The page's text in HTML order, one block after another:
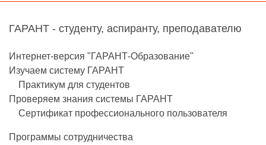
ГАРАНТ - студенту, аспиранту, преподавателю
Интернет-версия "ГАРАНТ-Образование"
Изучаем систему ГАРАНТ
Практикум для студентов
Проверяем знания системы ГАРАНТ
Сертификат профессионального пользователя
Программы сотрудничества